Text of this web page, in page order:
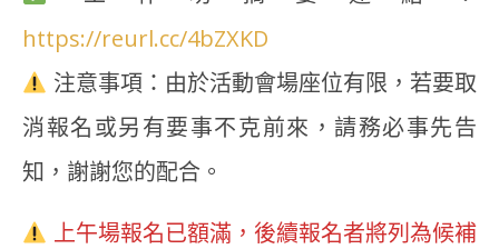
https://reurl.cc/4bZXKD
注意事項：由於活動會場座位有限，若要取
消報名或另有要事不克前來，請務必事先告
知，謝謝您的配合。
上午場報名已額滿，後續報名者將列為候補